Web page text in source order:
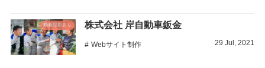
動画撮影あり 株式会社 岸自動車鈑金
Webサイト制作 29 Jul ,2021